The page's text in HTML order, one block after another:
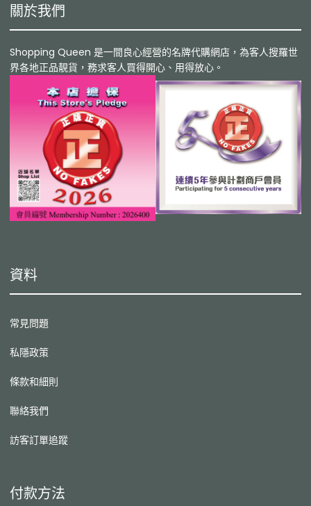
關於我們
Shopping Queen 是一間良心經營的名牌代購網店，為客人搜羅世
界各地正品靚貨，務求客人買得開心、用得放心。
資料
常見問題
私隱政策
條款和細則
聯絡我們
訪客訂單追蹤
付款方法